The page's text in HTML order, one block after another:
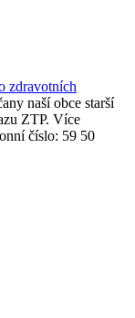
zdravotních
naší obce starší
ZTP. Více
číslo: 59 50